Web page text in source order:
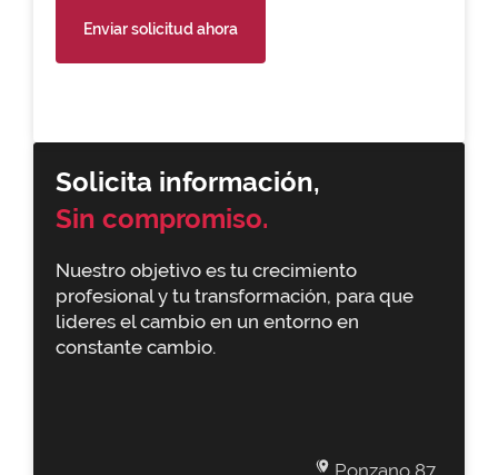
Solicita información,
Sin compromiso.
Nuestro objetivo es tu crecimiento
profesional y tu transformación, para que
lideres el cambio en un entorno en
constante cambio.
Enviar solicitud ahora